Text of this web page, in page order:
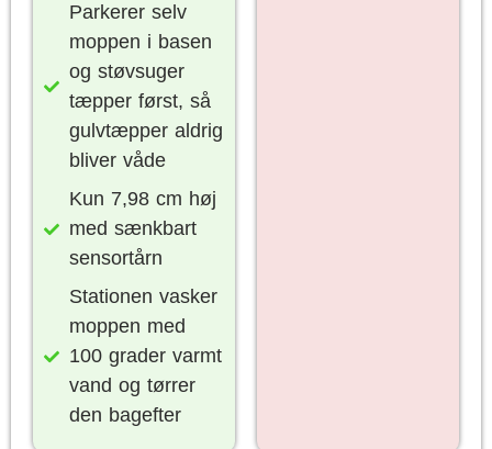
Parkerer selv
moppen i basen
og støvsuger
tæpper først, så
gulvtæpper aldrig
bliver våde
Kun 7,98 cm høj
med sænkbart
sensortårn
Stationen vasker
moppen med
100 grader varmt
vand og tørrer
den bagefter